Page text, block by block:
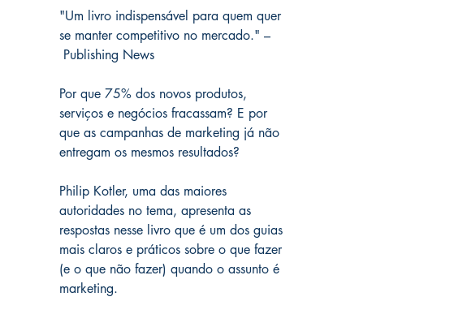
"Um livro indispensável para quem quer
se manter competitivo no mercado." –
Publishing News
Por que 75% dos novos produtos,
serviços e negócios fracassam? E por
que as campanhas de marketing já não
entregam os mesmos resultados?
Philip Kotler, uma das maiores
autoridades no tema, apresenta as
respostas nesse livro que é um dos guias
mais claros e práticos sobre o que fazer
(e o que não fazer) quando o assunto é
marketing.